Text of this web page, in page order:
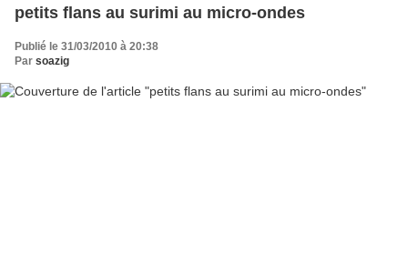
petits flans au surimi au micro-ondes
Publié le 31/03/2010 à 20:38
Par soazig